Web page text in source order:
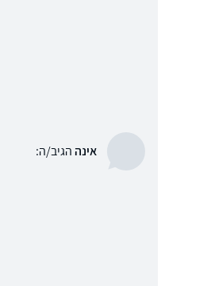
אינההגיב/ה: